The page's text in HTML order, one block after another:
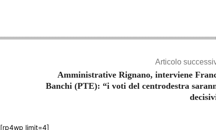
Articolo
Amministrative Rignano, interviene
Banchi (PTE): “i voti del centrodestra
[rp4wp limit=4]